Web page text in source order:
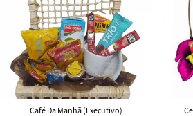
Café Da Manhã (Executivo)